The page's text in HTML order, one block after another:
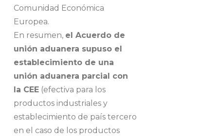
Comunidad Económica
Europea.
En resumen, el Acuerdo de
unión aduanera supuso el
establecimiento de una
unión aduanera parcial con
la CEE (efectiva para los
productos industriales y
establecimiento de país tercero
en el caso de los productos